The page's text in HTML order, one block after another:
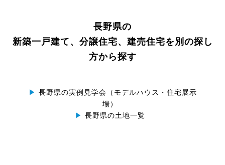
長野県の
新築一戸建て、分譲住宅、建売住宅を別の探し
方から探す
▶ 長野県の実例見学会（モデルハウス・住宅展示
場）
▶ 長野県の土地一覧